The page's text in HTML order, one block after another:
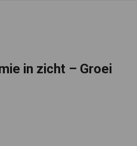
in zicht – Groei